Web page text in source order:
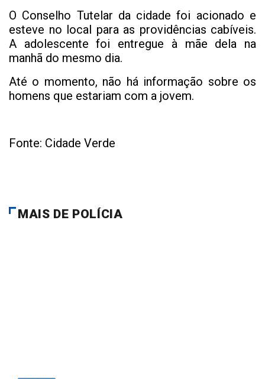
O Conselho Tutelar da cidade foi acionado e
esteve no local para as providências cabíveis.
A adolescente foi entregue à mãe dela na
manhã do mesmo dia.
Até o momento, não há informação sobre os
homens que estariam com a jovem.
Fonte: Cidade Verde
MAIS DE POLÍCIA